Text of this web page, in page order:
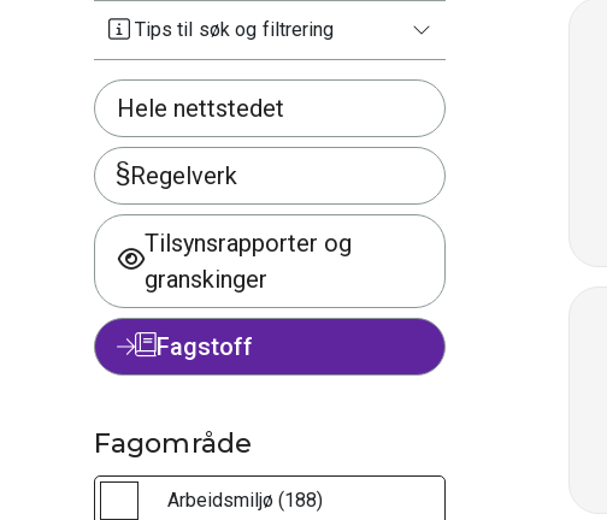
Tips til søk og filtrering
Hele nettstedet
Regelverk
Tilsynsrapporter og
granskinger
Fagstoff
Fagområde
Arbeidsmiljø (188)